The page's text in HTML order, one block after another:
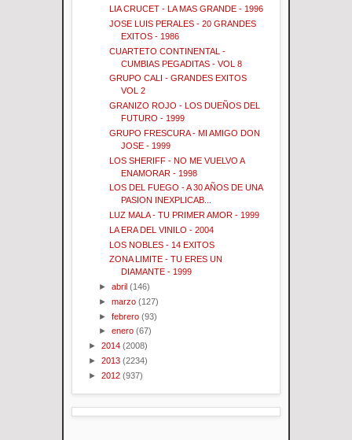
LIA CRUCET - LA MAS GRANDE - 1996
JOSE LUIS PERALES - 20 GRANDES
EXITOS - 1986
CUARTETO CONTINENTAL -
CUMBIAS PEGADITAS - VOL 8
GRUPO CALI - GRANDES EXITOS
VOL 2
GRANIZO ROJO - LOS DUEÑOS DEL
FUTURO - 1999
GRUPO FRESCURA - MI AMIGO DON
JOSE - 1999
LOS SHERIFF - NO ME VUELVO A
ENAMORAR - 1998
LOS DEL FUEGO - A 30 AÑOS DE UNA
PASION INEXPLICAB...
LUZ MALA - TU PRIMER AMOR - 1999
LA ERA DEL VINILO - 2004
LOS NOBLES - 14 EXITOS
ZONA LIMITE - TU ERES UN
DIAMANTE - 1999
►abril (146)
►marzo (127)
►febrero (93)
►enero (67)
► 2014 (2008)
► 2013 (2234)
► 2012 (937)